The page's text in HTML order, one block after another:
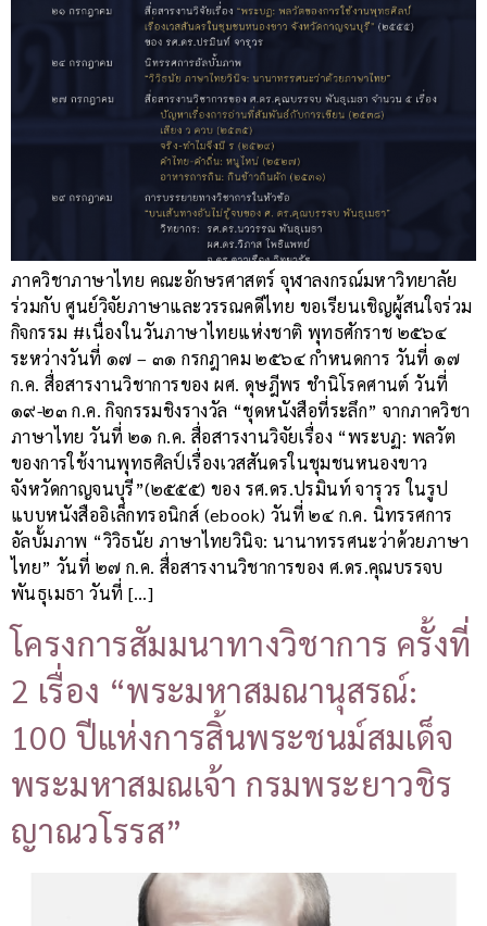
ภาควิชาภาษาไทย คณะอักษรศาสตร์ จุฬาลงกรณ์มหาวิทยาลัย
ร่วมกับ ศูนย์วิจัยภาษาและวรรณคดีไทย ขอเรียนเชิญผู้สนใจร่วม
กิจกรรม #เนื่องในวันภาษาไทยแห่งชาติ พุทธศักราช ๒๕๖๔
ระหว่างวันที่ ๑๗ – ๓๑ กรกฎาคม ๒๕๖๔ กำหนดการ วันที่ ๑๗
ก.ค. สื่อสารงานวิชาการของ ผศ. ดุษฎีพร ชำนิโรคศานต์ วันที่
๑๙-๒๓ ก.ค. กิจกรรมชิงรางวัล “ชุดหนังสือที่ระลึก” จากภาควิชา
ภาษาไทย วันที่ ๒๑ ก.ค. สื่อสารงานวิจัยเรื่อง “พระบฏ: พลวัต
ของการใช้งานพุทธศิลป์เรื่องเวสสันดรในชุมชนหนองขาว
จังหวัดกาญจนบุรี”(๒๕๕๕) ของ รศ.ดร.ปรมินท์ จารุวร ในรูป
แบบหนังสืออิเล็กทรอนิกส์ (ebook) วันที่ ๒๔ ก.ค. นิทรรศการ
อัลบั้มภาพ “วิวิธนัย ภาษาไทยวินิจ: นานาทรรศนะว่าด้วยภาษา
ไทย” วันที่ ๒๗ ก.ค. สื่อสารงานวิชาการของ ศ.ดร.คุณบรรจบ
พันธุเมธา วันที่ […]
โครงการสัมมนาทางวิชาการ ครั้งที่
2 เรื่อง “พระมหาสมณานุสรณ์:
100 ปีแห่งการสิ้นพระชนม์สมเด็จ
พระมหาสมณเจ้า กรมพระยาวชิร
ญาณวโรรส”